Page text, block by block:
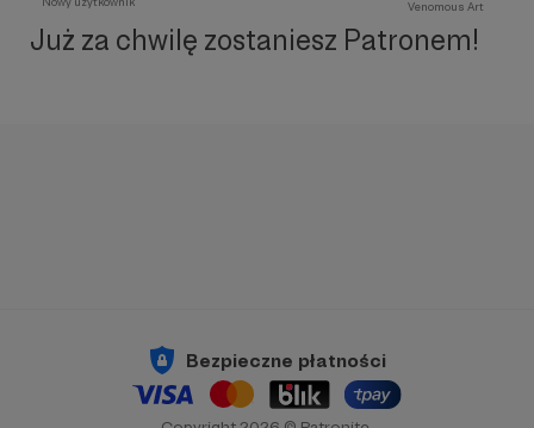
Venomous Art
Już za chwilę zostaniesz Patronem!
Bezpieczne płatności